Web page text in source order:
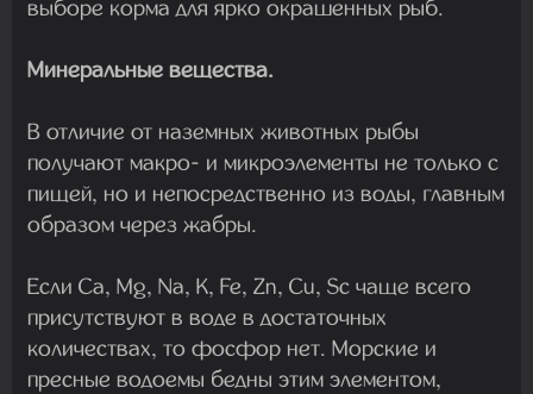
выборе корма для ярко окрашенных рыб.
Минеральные вещества.
В отличие от наземных животных рыбы
получают макро- и микроэлементы не только с
пищей, но и непосредственно из воды, главным
образом через жабры.
Если Ca, Mg, Na, K, Fe, Zn, Cu, Sс чаще всего
присутствуют в воде в достаточных
количествах, то фосфор нет. Морские и
пресные водоемы бедны этим элементом,